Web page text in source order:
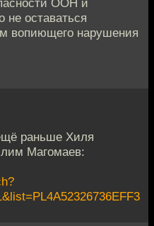
ООН и
не оставаться
вопиющего нарушения
раньше Хиля
Магомаев: